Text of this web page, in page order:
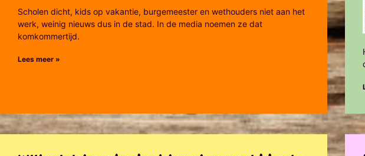
Scholen dicht, kids op vakantie, burgemeester en wethouders niet aan het
werk, weinig nieuws dus in de stad. In de media noemen ze dat
komkommertijd.
Lees meer »